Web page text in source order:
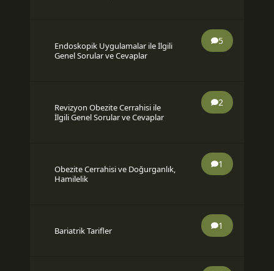
Endoskopik Uygulamalar ile İlgili
Genel Sorular ve Cevaplar
5
Revizyon Obezite Cerrahisi ile
İlgili Genel Sorular ve Cevaplar
2
Obezite Cerrahisi ve Doğurganlık,
Hamilelik
1
Bariatrik Tarifler 1